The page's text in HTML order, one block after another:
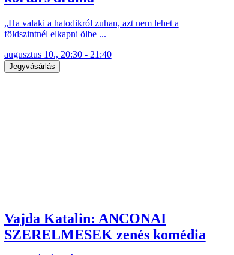
„Ha valaki a hatodikról zuhan, azt nem lehet a
földszintnél elkapni ölbe ...
augusztus 10., 20:30 - 21:40
Jegyvásárlás
Vajda Katalin: ANCONAI
SZERELMESEK zenés komédia